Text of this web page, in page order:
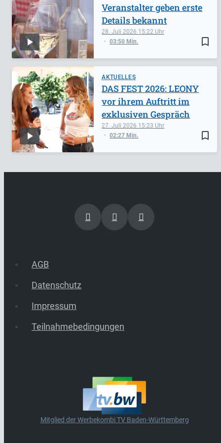
bookmark_border
28. Juli 2026 15:22
03:50 Min.
Veranstalter geben erste
Details bekannt
AKTUELLES
bookmark_border
27. Juli 2026 15:23
02:27 Min.
DAS FEST 2026: LEONY
vor ihrem Auftritt im
exklusiven Gespräch
AGB
Datenschutz
Impressum
Teilnahmebedingungen
Mitglied der Werbekombi TV Baden-Württemberg